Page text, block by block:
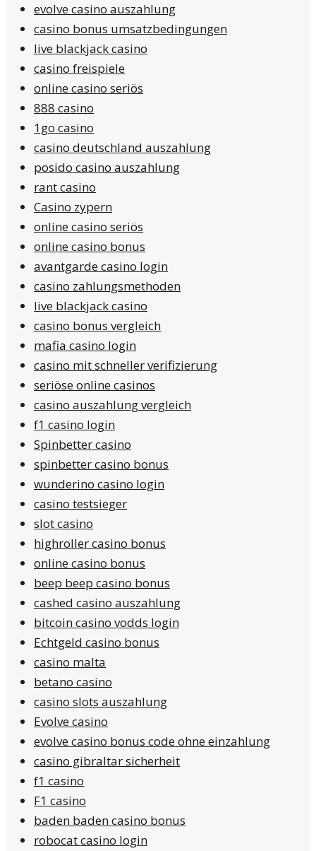
evolve casino auszahlung
casino bonus umsatzbedingungen
live blackjack casino
casino freispiele
online casino seriös
888 casino
1go casino
casino deutschland auszahlung
posido casino auszahlung
rant casino
Casino zypern
online casino seriös
online casino bonus
avantgarde casino login
casino zahlungsmethoden
live blackjack casino
casino bonus vergleich
mafia casino login
casino mit schneller verifizierung
seriöse online casinos
casino auszahlung vergleich
f1 casino login
Spinbetter casino
spinbetter casino bonus
wunderino casino login
casino testsieger
slot casino
highroller casino bonus
online casino bonus
beep beep casino bonus
cashed casino auszahlung
bitcoin casino vodds login
Echtgeld casino bonus
casino malta
betano casino
casino slots auszahlung
Evolve casino
evolve casino bonus code ohne einzahlung
casino gibraltar sicherheit
f1 casino
F1 casino
baden baden casino bonus
robocat casino login